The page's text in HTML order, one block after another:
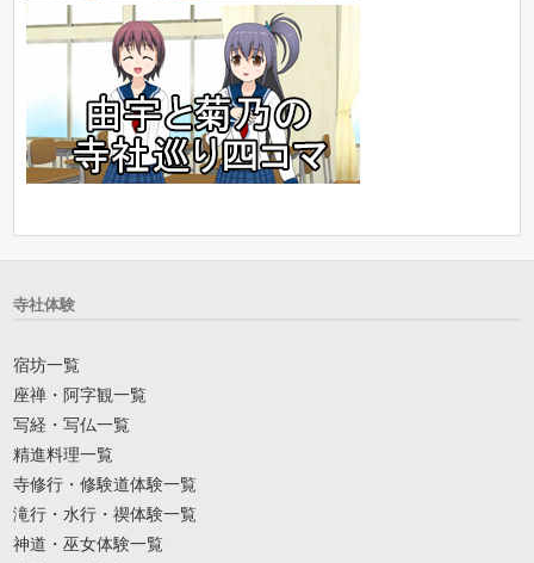
寺社体験
宿坊一覧
座禅・阿字観一覧
写経・写仏一覧
精進料理一覧
寺修行・修験道体験一覧
滝行・水行・禊体験一覧
神道・巫女体験一覧